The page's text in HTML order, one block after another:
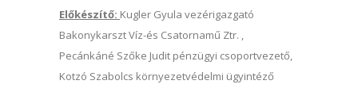
Előkészítő: Kugler Gyula vezérigazgató
Bakonykarszt Víz-és Csatornamű Ztr. ,
Pecánkáné Szőke Judit pénzügyi csoportvezető,
Kotzó Szabolcs környezetvédelmi ügyintéző